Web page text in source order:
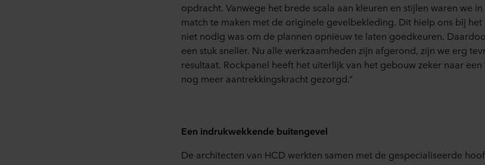
opdracht. Vanwege het brede scala aan kleuren en stijlen waren we
match te maken met de originele gevelbekleding. Dit hielp ons bij het
niet nodig was om de plannen opnieuw te laten goedkeuren.
een stuk sneller. Nu alle werkzaamheden zijn afgerond, zijn we erg
resultaat. Rockpanel heeft het uiterlijk van het gebouw zeker naar
nog meer aantrekkingskracht gezorgd.”
Een indrukwekkende buitengevel
De architecten van HCD werkten samen met de gespecialiseerde